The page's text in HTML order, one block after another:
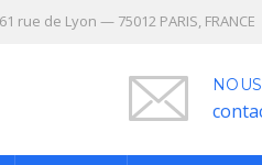
61 rue de Lyon — 75012 PARIS, FRANCE